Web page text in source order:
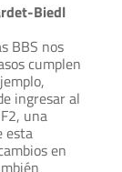
Biedl
BBS nos
cumplen
ingresar al
una
esta
en